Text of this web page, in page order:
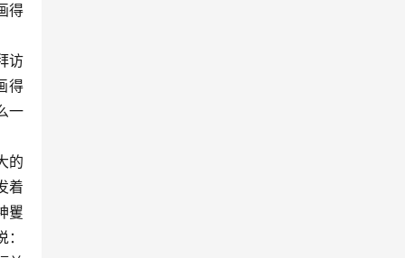
得
访
得
一
的
着
矍